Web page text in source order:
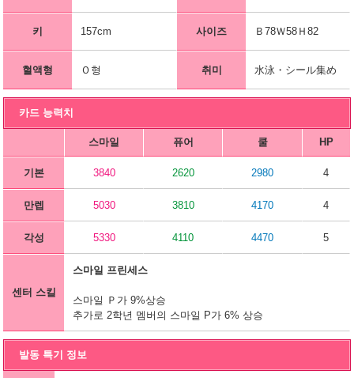
키 157cm 사이즈 Ｂ78Ｗ58Ｈ82
혈액형 Ｏ형 취미 水泳・シール集め
카드 능력치
스마일 퓨어 쿨 HP
기본 3840 2620 2980 4
만렙 5030 3810 4170 4
각성 5330 4110 4470 5
센터 스킬
스마일 프린세스
스마일 Ｐ가 9%상승
추가로 2학년 멤버의 스마일 P가 6% 상승
발동 특기 정보